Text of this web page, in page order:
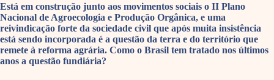
Está em construção junto aos movimentos sociais o II Plano
Nacional de Agroecologia e Produção Orgânica, e uma
reivindicação forte da sociedade civil que após muita insistência
está sendo incorporada é a questão da terra e do território que
remete à reforma agrária. Como o Brasil tem tratado nos últimos
anos a questão fundiária?